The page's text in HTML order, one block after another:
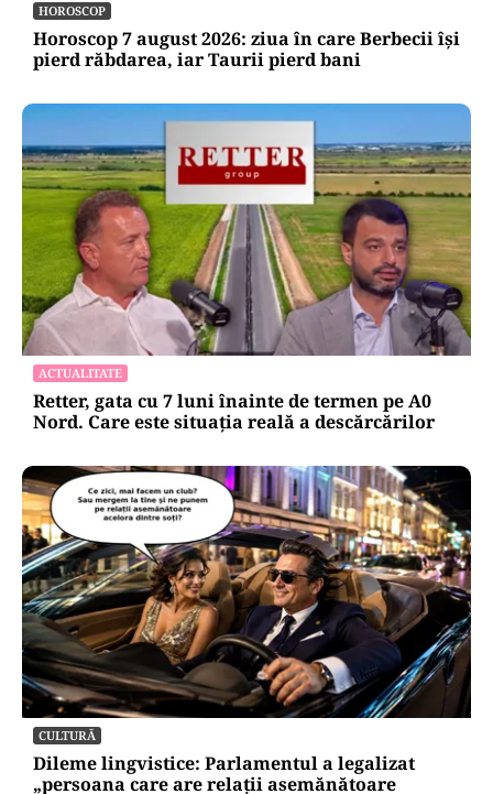
HOROSCOP
Horoscop 7 august 2026: ziua în care Berbecii își
pierd răbdarea, iar Taurii pierd bani
ACTUALITATE
Retter, gata cu 7 luni înainte de termen pe A0
Nord. Care este situația reală a descărcărilor
CULTURĂ
Dileme lingvistice: Parlamentul a legalizat
„persoana care are relații asemănătoare